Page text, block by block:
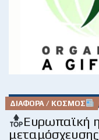
ΔΙΆΦΟΡΑ / ΚΌΣΜΟΣ
Ευρωπαϊκή
μεταμόσχευσης